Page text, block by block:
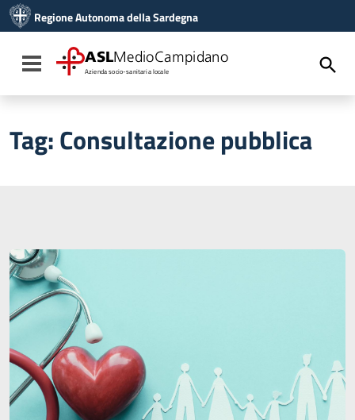
Vai al menu di navigazione
Vai al footer
Regione Autonoma della Sardegna
Toggle navigation
ASLMedioCampidano
Azienda socio-sanitaria locale
Tag:Consultazione pubblica